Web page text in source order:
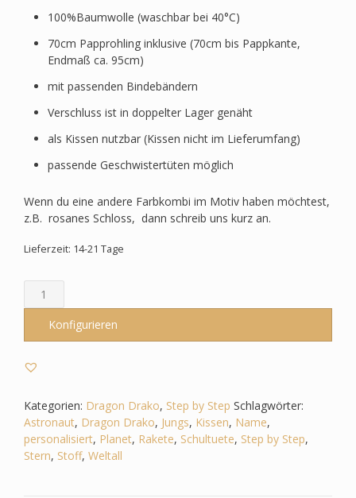
100%Baumwolle (waschbar bei 40°C)
70cm Papprohling inklusive (70cm bis Pappkante,
Endmaß ca. 95cm)
mit passenden Bindebändern
Verschluss ist in doppelter Lager genäht
als Kissen nutzbar (Kissen nicht im Lieferumfang)
passende Geschwistertüten möglich
Wenn du eine andere Farbkombi im Motiv haben möchtest,
z.B. rosanes Schloss, dann schreib uns kurz an.
Lieferzeit: 14-21 Tage
Schultüte
passend
Step
Step
Dragon
Drako
-
Weltall,
Konfigurieren
Kategorien: Dragon Drako, Step by Step Schlagwörter:
Astronaut, Dragon Drako, Jungs, Kissen, Name,
personalisiert, Planet, Rakete, Schultuete, Step by Step,
Stern, Stoff, Weltall